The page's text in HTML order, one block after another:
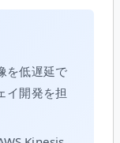
を低遅延で
イ開発を担